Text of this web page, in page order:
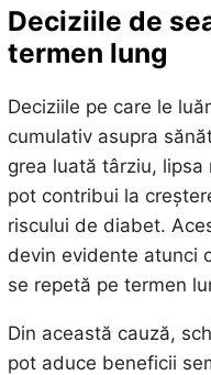
Deciziile de
termen lung
Deciziile pe care le
cumulativ asupra
grea luată târziu,
pot contribui la
riscului de diabet.
devin evidente atunci
se repetă pe termen
Din această cauză,
pot aduce beneficii